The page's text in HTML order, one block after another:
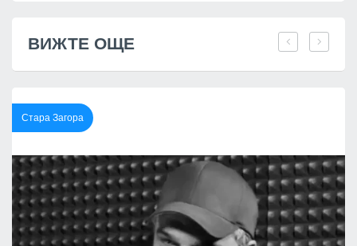
ВИЖТЕ ОЩЕ
Стара Загора